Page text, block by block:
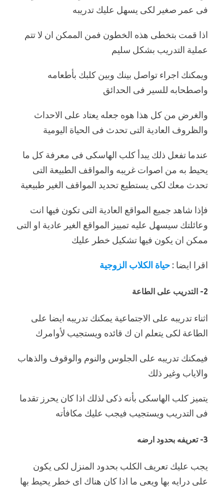
فى عمر صغير لكى يسهل عليك تدريبه
اذا قمت بتخطى هذه الخطون فمن الممكن ان لا تتم
عملية التدريب بشكل سليم
ويمكنك اجراء تواصل بينك وبين كلبك بأطعامه
واصطحابه للسير فى الحدائق
والغرض من كل هذا هوه جعله يعتاد على الاحداث
والظروف العادية التى تحدث فى الحياة اليومية
عندما تفعل ذلك يبدأ كلب الهاسكى فى معرفة كل ما
يحيط به من اصوات غريبه والمواقف الطبيعة التى
تحدث معك لكى يستطيع تحديد المواقف الغير طبيعية
فإذا شاهد جميع المواقع العادية التى تكون فيها انت
وعائلتك سيسهل عليه تمييز المواقع الغير عادية او التى
ممكن ان يكون فيها تشكيل خطر عليك
اقرا ايضا : حياة الكلاب الزوجية
2- التدريب على الطاعة
اثناء تدريبه على الاجتماعية يمكنك تدريبه ايضا على
الطاعة لكى يتعلم ان ك قائده ويستجيب لأوامرك
فيمكنك تدريبه على الجلوس والنوم والوقوف والذهاب
والاياب وغير ذلك
يتميز كلب الهاسكى بأنه ذكى لذلك اذا كان يحرز تقدما
فى التدريب ويستجيب فيجب عليك مكافأته
3- تعريفه بحدود ارضه
يجب عليك تعريف الكلب بحدود المنزل لكى يكون
على درايه بها ويعى ما اذا كان هناك اى خطر يحيط بها